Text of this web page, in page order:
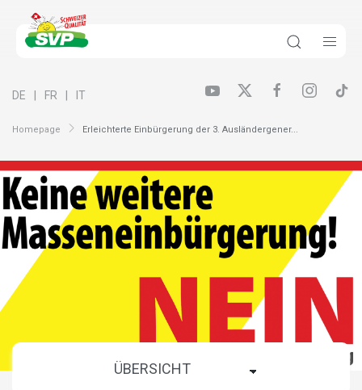
Homepage Erleichterte Einbürgerung der 3. Ausländergener...
DE FR IT